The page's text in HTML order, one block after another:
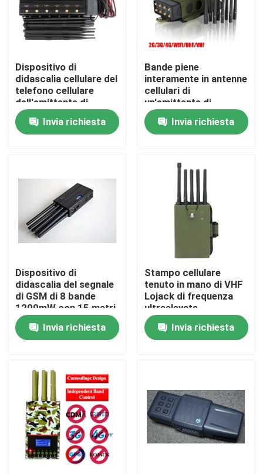
Casa
Video
Chi siamo
Giro della fabbrica
Controllo di qualità
Emittenti di disturbo del fuco
Emittente di disturbo del segnale radio
Emittente di disturbo di radiofrequenza
Dispositivo di
didascalia cellulare del
telefono cellulare
dell'emittente di
disturbo del segnale
delle bande della rete
14 330x 238 x 60mm
Invia richiesta
Bande piene
interamente in antenne
cellulari di
un'emittente di
disturbo 12 del
segnale che bloccano
il segnale di GPS WiFi
Invia richiesta
Dispositivo di
didascalia del segnale
di GSM di 8 bande
1200mW con 15 metri
che lavorano raggio
Invia richiesta
Stampo cellulare
tenuto in mano di VHF
Lojack di frequenza
ultraelevata
dell'emittente di
disturbo del segnale di
8 bande 3-5M Range
Invia richiesta